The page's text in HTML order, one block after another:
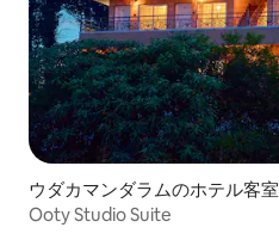
ウダカマンダラムのホテル客室
Ooty Studio Suite